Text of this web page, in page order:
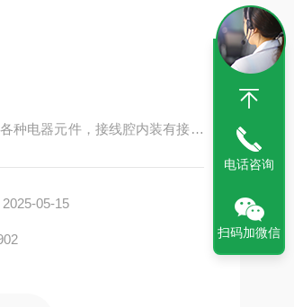
种电器元件，接线腔内装有接线
05-15
电话咨询
扫码加微信